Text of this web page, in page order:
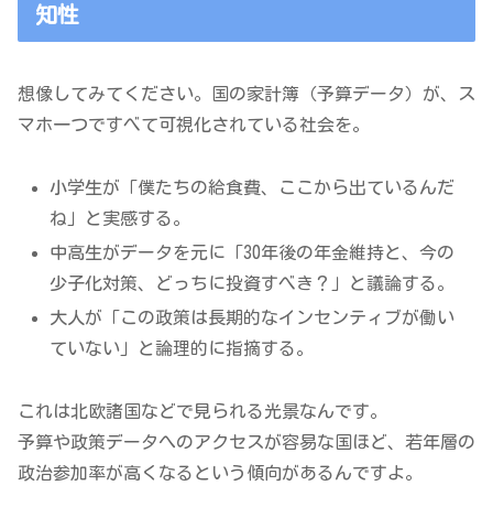
知性
想像してみてください。国の家計簿（予算データ）が、ス
マホ一つですべて可視化されている社会を。
小学生が「僕たちの給食費、ここから出ているんだ
ね」と実感する。
中高生がデータを元に「30年後の年金維持と、今の
少子化対策、どっちに投資すべき？」と議論する。
大人が「この政策は長期的なインセンティブが働い
ていない」と論理的に指摘する。
これは北欧諸国などで見られる光景なんです。
予算や政策データへのアクセスが容易な国ほど、若年層の
政治参加率が高くなるという傾向があるんですよ。